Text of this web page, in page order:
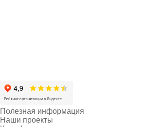
Полезная информация
Наши проекты